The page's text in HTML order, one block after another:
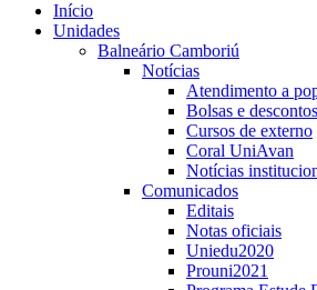
Início
Unidades
Balneário Camboriú
Notícias
Atendimento a
Bolsas e descontos
Cursos de externo
Coral UniAvan
Notícias
Comunicados
Editais
Notas oficiais
Uniedu2020
Prouni2021